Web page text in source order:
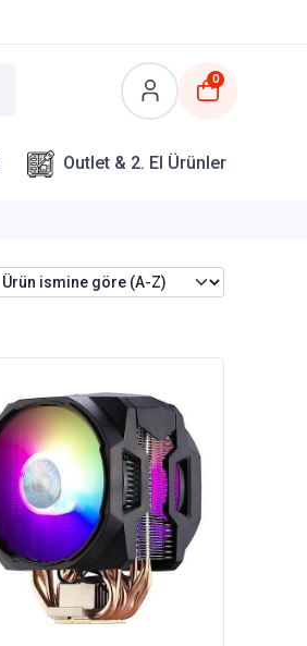
0
Outlet & 2. El Ürünler